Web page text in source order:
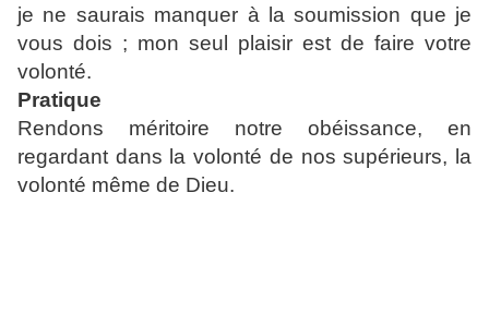
je ne saurais manquer à la soumission que je
vous dois ; mon seul plaisir est de faire votre
volonté.
Pratique
Rendons méritoire notre obéissance, en
regardant dans la volonté de nos supérieurs, la
volonté même de Dieu.